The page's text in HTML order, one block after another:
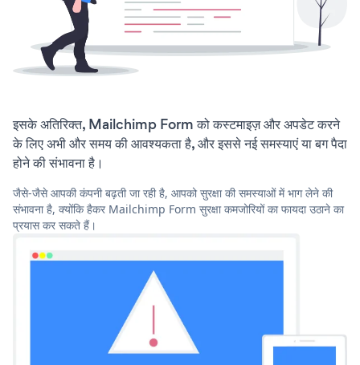
इसके अतिरिक्त, Mailchimp Form को कस्टमाइज़ और अपडेट करने
के लिए अभी और समय की आवश्यकता है, और इससे नई समस्याएं या बग पैदा
होने की संभावना है।
जैसे-जैसे आपकी कंपनी बढ़ती जा रही है, आपको सुरक्षा की समस्याओं में भाग लेने की
संभावना है, क्योंकि हैकर Mailchimp Form सुरक्षा कमजोरियों का फायदा उठाने का
प्रयास कर सकते हैं।